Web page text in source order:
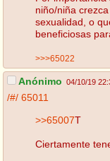
niño/niña
sexualidad, o
beneficiosas
>>>65022
Anónimo 04/10/19
/#/ 65011
>>65007T
Ciertamente